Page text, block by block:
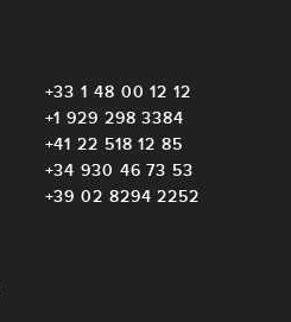
+33 1 48 00 12 12
+1 929 298 3384
+41 22 518 12 85
+34 930 46 73 53
+39 02 8294 2252